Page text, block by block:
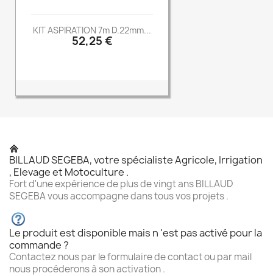
KIT ASPIRATION 7m D.22mm...
Prix
52,25 €
BILLAUD SEGEBA, votre spécialiste Agricole, Irrigation
, Elevage et Motoculture .
Fort d'une expérience de plus de vingt ans BILLAUD
SEGEBA vous accompagne dans tous vos projets .
Le produit est disponible mais n 'est pas activé pour la
commande ?
Contactez nous par le formulaire de contact ou par mail
nous procéderons à son activation .